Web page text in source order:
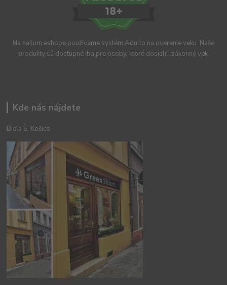
Na našom eshope používame systém Adulto na overenie veku. Naše
produkty sú dostupné iba pre osoby, ktoré dosiahli zákonný vek.
Kde nás nájdete
Biela 5, Košice